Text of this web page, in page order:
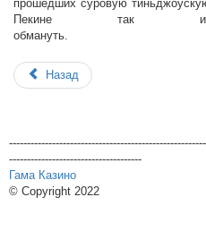
прошедших суровую
Пекине так
Назад
-------------------------------------
Гама Казино
© Copyright 2022